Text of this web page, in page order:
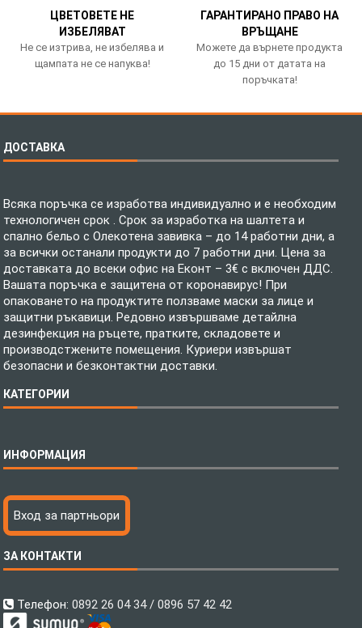
ЦВЕТОВЕТЕ НЕ
ИЗБЕЛЯВАТ
Не се изтрива, не избелява и
щампата не се напуква!
ГАРАНТИРАНО ПРАВО НА
ВРЪЩАНЕ
Можете да върнете продукта
до 15 дни от датата на
поръчката!
ДОСТАВКА
Всяка поръчка се изработва индивидуално и е необходим
технологичен срок . Срок за изработка на шалтета и
спално бельо с Олекотена завивка – до 14 работни дни, а
за всички останали продукти до 7 работни дни. Цена за
доставката до всеки офис на Еконт – 3€ с включен ДДС.
Вашата поръчка е защитена от коронавирус! При
опаковането на продуктите ползваме маски за лице и
защитни ръкавици. Редовно извършваме детайлна
дезинфекция на ръцете, пратките, складовете и
производстжените помещения. Куриери извършат
безопасни и безконтактни доставки.
КАТЕГОРИИ
Бебешки спални комплекти
Тениски с пълноцветен печат
Хавлиени кърпи
Пончо за водни спортове
Микрофибърни Велурени Кърпи
Детски пончота
ИНФОРМАЦИЯ
Технология на печатане
Файлове за печат
Как да поръчам?
С какво сме различни?
Контакти
Вход за партньори
ЗА КОНТАКТИ
Телефон:0892 26 04 34 / 0896 57 42 42